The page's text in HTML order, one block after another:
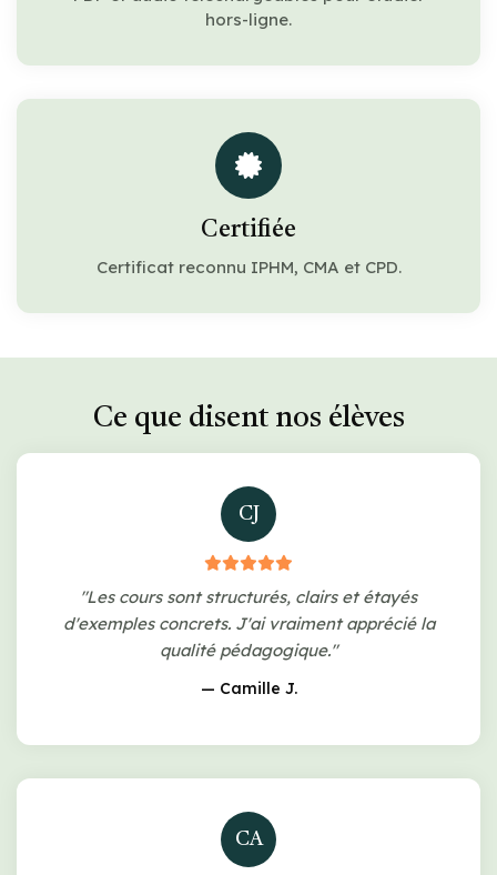
hors-ligne.
Certifiée
Certificat reconnu IPHM, CMA et CPD.
Ce que disent nos élèves
CJ
"Les cours sont structurés, clairs et étayés
d'exemples concrets. J'ai vraiment apprécié la
qualité pédagogique."
— Camille J.
CA